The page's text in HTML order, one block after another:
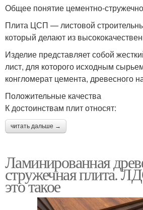
Общее понятие цементно-
Плита ЦСП — листовой
который делают из
Изделие представляет собой
лист, для которого исходным
конгломерат цемента, древесного
Положительные качества
К достоинствам плит относят:
читать дальше →
Ламинированная
стружечная плита.
это такое